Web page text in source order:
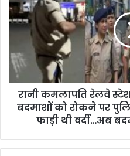
रानी कमलापति रेलवे
बदमाशों को रोकने पर
फाड़ी थी वर्दी…अब